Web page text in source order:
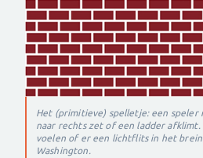
Het (primitieve) spelletje: een speler
naar rechts zet of een ladder
voelen of er een lichtflits in het
Washington.